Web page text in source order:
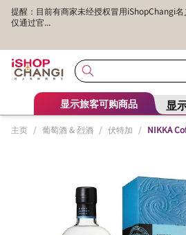
提醒：目前有商家未经授权冒用iShopChangi
仅通过官...
显示旅客可购商品 显
主页 / 葡萄酒 & 烈酒 / 伏特加 / NIKKA